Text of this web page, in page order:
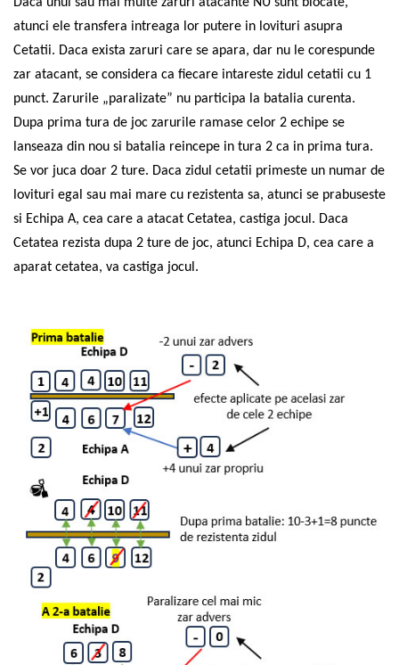
Daca unul sau mai multe zaruri atacante NU sunt blocate,
atunci ele transfera intreaga lor putere in lovituri asupra
Cetatii. Daca exista zaruri care se apara, dar nu le corespunde
zar atacant, se considera ca fiecare intareste zidul cetatii cu 1
punct. Zarurile „paralizate” nu participa la batalia curenta.
Dupa prima tura de joc zarurile ramase celor 2 echipe se
lanseaza din nou si batalia reincepe in tura 2 ca in prima tura.
Se vor juca doar 2 ture. Daca zidul cetatii primeste un numar de
lovituri egal sau mai mare cu rezistenta sa, atunci se prabuseste
si Echipa A, cea care a atacat Cetatea, castiga jocul. Daca
Cetatea rezista dupa 2 ture de joc, atunci Echipa D, cea care a
aparat cetatea, va castiga jocul.